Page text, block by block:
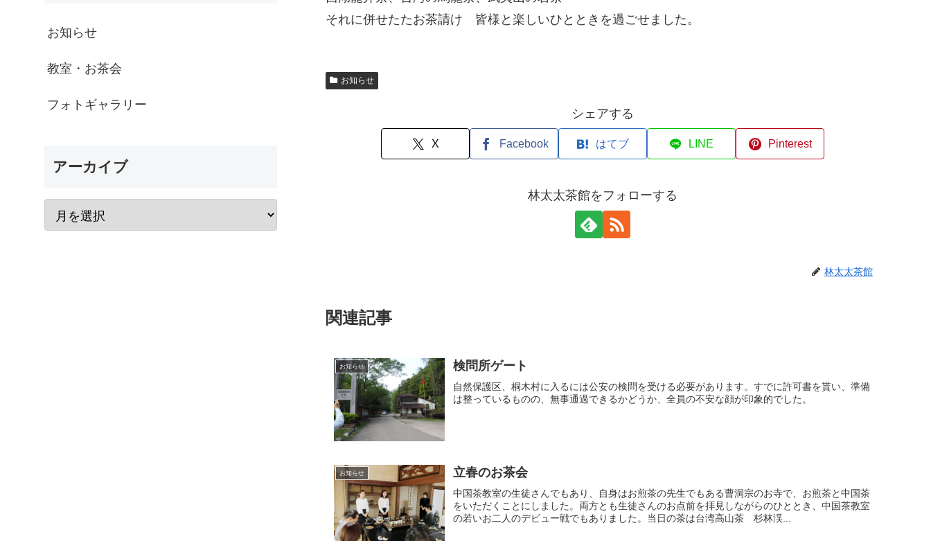
それに併せたたお茶請け 皆様と楽しいひとときを過ごせました。
お知らせ
シェアする
X Facebook はてブ LINE Pinterest
林太太茶館をフォローする
林太太茶館
関連記事
お知らせ 検問所ゲート
自然保護区、桐木村に入るには公安の検問を受ける必要があります。すでに許可書を貰い、準備
は整っているものの、無事通過できるかどうか、全員の不安な顔が印象的でした。
お知らせ 立春のお茶会
中国茶教室の生徒さんでもあり、自身はお煎茶の先生でもある曹洞宗のお寺で、お煎茶と中国茶
をいただくことにしました。両方とも生徒さんのお点前を拝見しながらのひととき、中国茶教室
の若いお二人のデビュー戦でもありました。当日の茶は台湾高山茶 杉林渓...
お知らせ
教室・お茶会
フォトギャラリー
アーカイブ